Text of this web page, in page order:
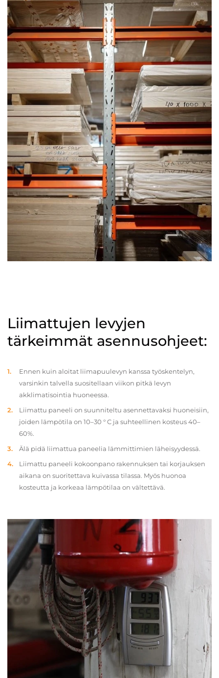
Liimattujen levyjen
tärkeimmät asennusohjeet:
Ennen kuin aloitat liimapuulevyn kanssa työskentelyn,
varsinkin talvella suositellaan viikon pitkä levyn
akklimatisointia huoneessa.
Liimattu paneeli on suunniteltu asennettavaksi huoneisiin,
joiden lämpötila on 10–30 ° C ja suhteellinen kosteus 40–
60%.
Älä pidä liimattua paneelia lämmittimien läheisyydessä.
Liimattu paneeli kokoonpano rakennuksen tai korjauksen
aikana on suoritettava kuivassa tilassa. Myös huonoa
kosteutta ja korkeaa lämpötilaa on vältettävä.